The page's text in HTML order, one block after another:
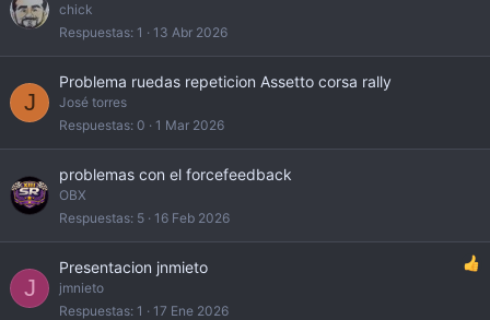
chick
Respuestas 1 13 Abr 2026
J
Problema ruedas repeticion Assetto corsa rally
José torres
Respuestas 0 1 Mar 2026
problemas con el forcefeedback
OBX
Respuestas 5 16 Feb 2026
J
Presentacion jnmieto
jmnieto
Respuestas 1 17 Ene 2026